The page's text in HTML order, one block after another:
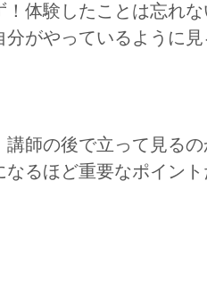
体験したことは忘れ
がやっているよう
師の後で立って見る
るほど重要なポイント